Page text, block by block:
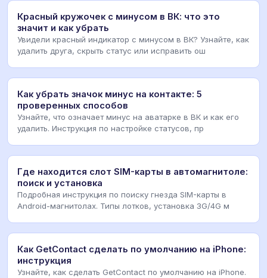
Красный кружочек с минусом в ВК: что это
значит и как убрать
Увидели красный индикатор с минусом в ВК? Узнайте, как
удалить друга, скрыть статус или исправить ош
Как убрать значок минус на контакте: 5
проверенных способов
Узнайте, что означает минус на аватарке в ВК и как его
удалить. Инструкция по настройке статусов, пр
Где находится слот SIM-карты в автомагнитоле:
поиск и установка
Подробная инструкция по поиску гнезда SIM-карты в
Android-магнитолах. Типы лотков, установка 3G/4G м
Как GetContact сделать по умолчанию на iPhone:
инструкция
Узнайте, как сделать GetContact по умолчанию на iPhone.